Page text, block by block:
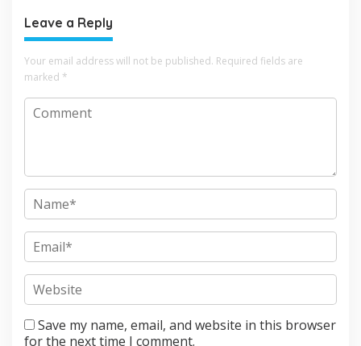
Leave a Reply
Your email address will not be published. Required fields are
marked *
Save my name, email, and website in this browser
for the next time I comment.